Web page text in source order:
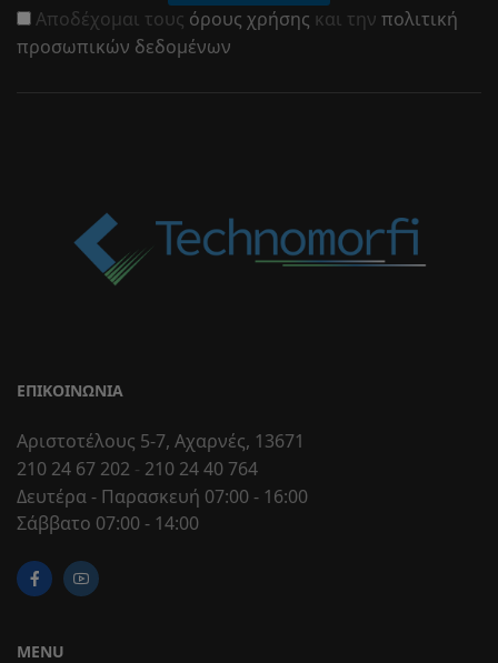
Αποδέχομαι τους όρους χρήσης και την πολιτική
προσωπικών δεδομένων
ΕΠΙΚΟΙΝΩΝΊΑ
Αριστοτέλους 5-7, Αχαρνές, 13671
210 24 67 202 - 210 24 40 764
Δευτέρα - Παρασκευή 07:00 - 16:00
Σάββατο 07:00 - 14:00
MENU